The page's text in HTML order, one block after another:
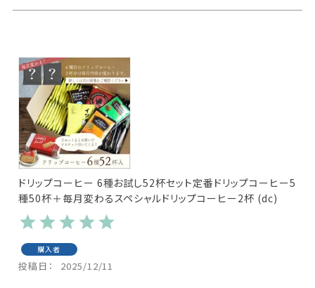
ドリップコーヒー 6種お試し52杯セット定番ドリップコーヒー5
種50杯＋毎月変わるスペシャルドリップコーヒー2杯 (dc)
購入者
投稿日 2025/12/11